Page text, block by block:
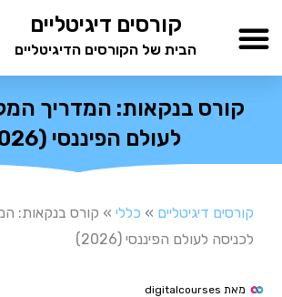
לתוכן
קורסים דיגיטליים
הבית של הקורסים הדיגיטליים
קורס בנקאות: המדריך
לעולם הפיננסי (2026)
קורסים דיגיטליים » כללי » קורס בנקאות:
לכניסה לעולם הפיננסי (2026)
מאת